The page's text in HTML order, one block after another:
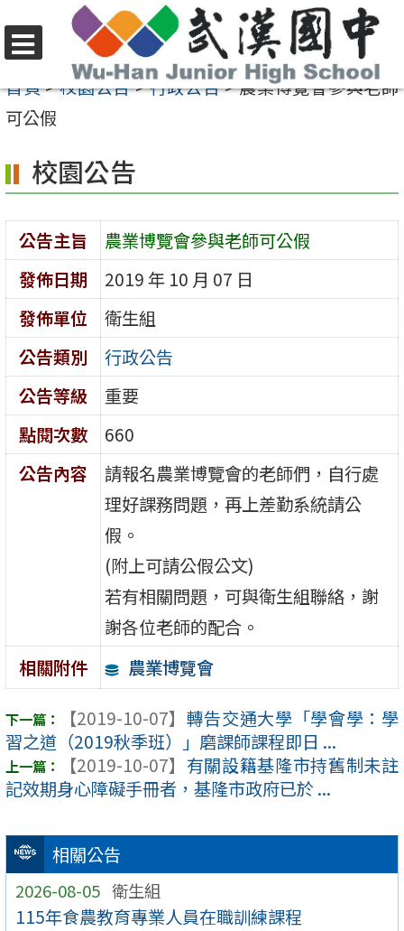
至
要
容
區
選
單
首頁>校園公告>行政公告>農業博覽會參與老師
可公假
相關公告
2026-08-05 衛生組
115年食農教育專業人員在職訓練課程
校園公告
公告主旨
農業博覽會參與老師可公假
發佈日期
2019 年 10 月 07 日
發佈單位
衛生組
公告類別
行政公告
公告等級
重要
點閱次數
660
公告內容
請報名農業博覽會的老師們，自行處
理好課務問題，再上差勤系統請公
假。
(附上可請公假公文)
若有相關問題，可與衛生組聯絡，謝
謝各位老師的配合。
相關附件
農業博覽會
【2019-10-07】 轉告交通大學「學會學：學
習之道（2019秋季班）」磨課師課程即日 ...
【2019-10-07】 有關設籍基隆市持舊制未註
記效期身心障礙手冊者，基隆市政府已於 ...